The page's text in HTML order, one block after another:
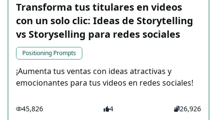
Transforma tus titulares en videos
con un solo clic: Ideas de Storytelling
vs Storyselling para redes sociales
Positioning Prompts
¡Aumenta tus ventas con ideas atractivas y
emocionantes para tus videos en redes sociales!
45,826 4 26,926